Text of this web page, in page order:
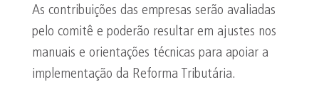
As contribuições das empresas serão avaliadas
pelo comitê e poderão resultar em ajustes nos
manuais e orientações técnicas para apoiar a
implementação da Reforma Tributária.